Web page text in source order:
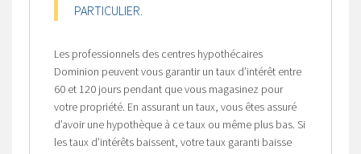
PARTICULIER.
Les professionnels des centres hypothécaires
Dominion peuvent vous garantir un taux d’intérêt entre
60 et 120 jours pendant que vous magasinez pour
votre propriété. En assurant un taux, vous êtes assuré
d’avoir une hypothèque à ce taux ou même plus bas. Si
les taux d’intérêts baissent, votre taux garanti baisse